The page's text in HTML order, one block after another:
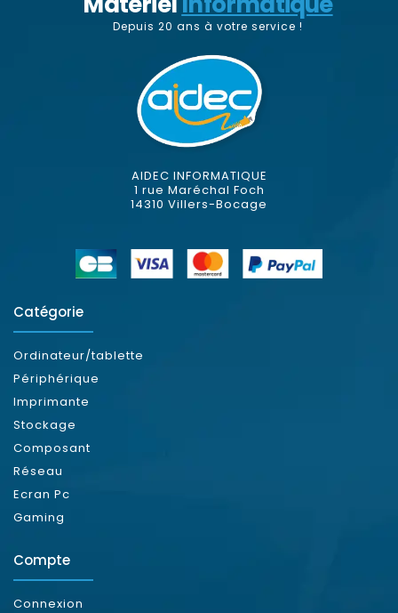
Depuis 20 ans à votre service !
AIDEC INFORMATIQUE
1 rue Maréchal Foch
14310 Villers-Bocage
Catégorie
Ordinateur/tablette
Périphérique
Imprimante
Stockage
Composant
Réseau
Ecran Pc
Gaming
Compte
Connexion